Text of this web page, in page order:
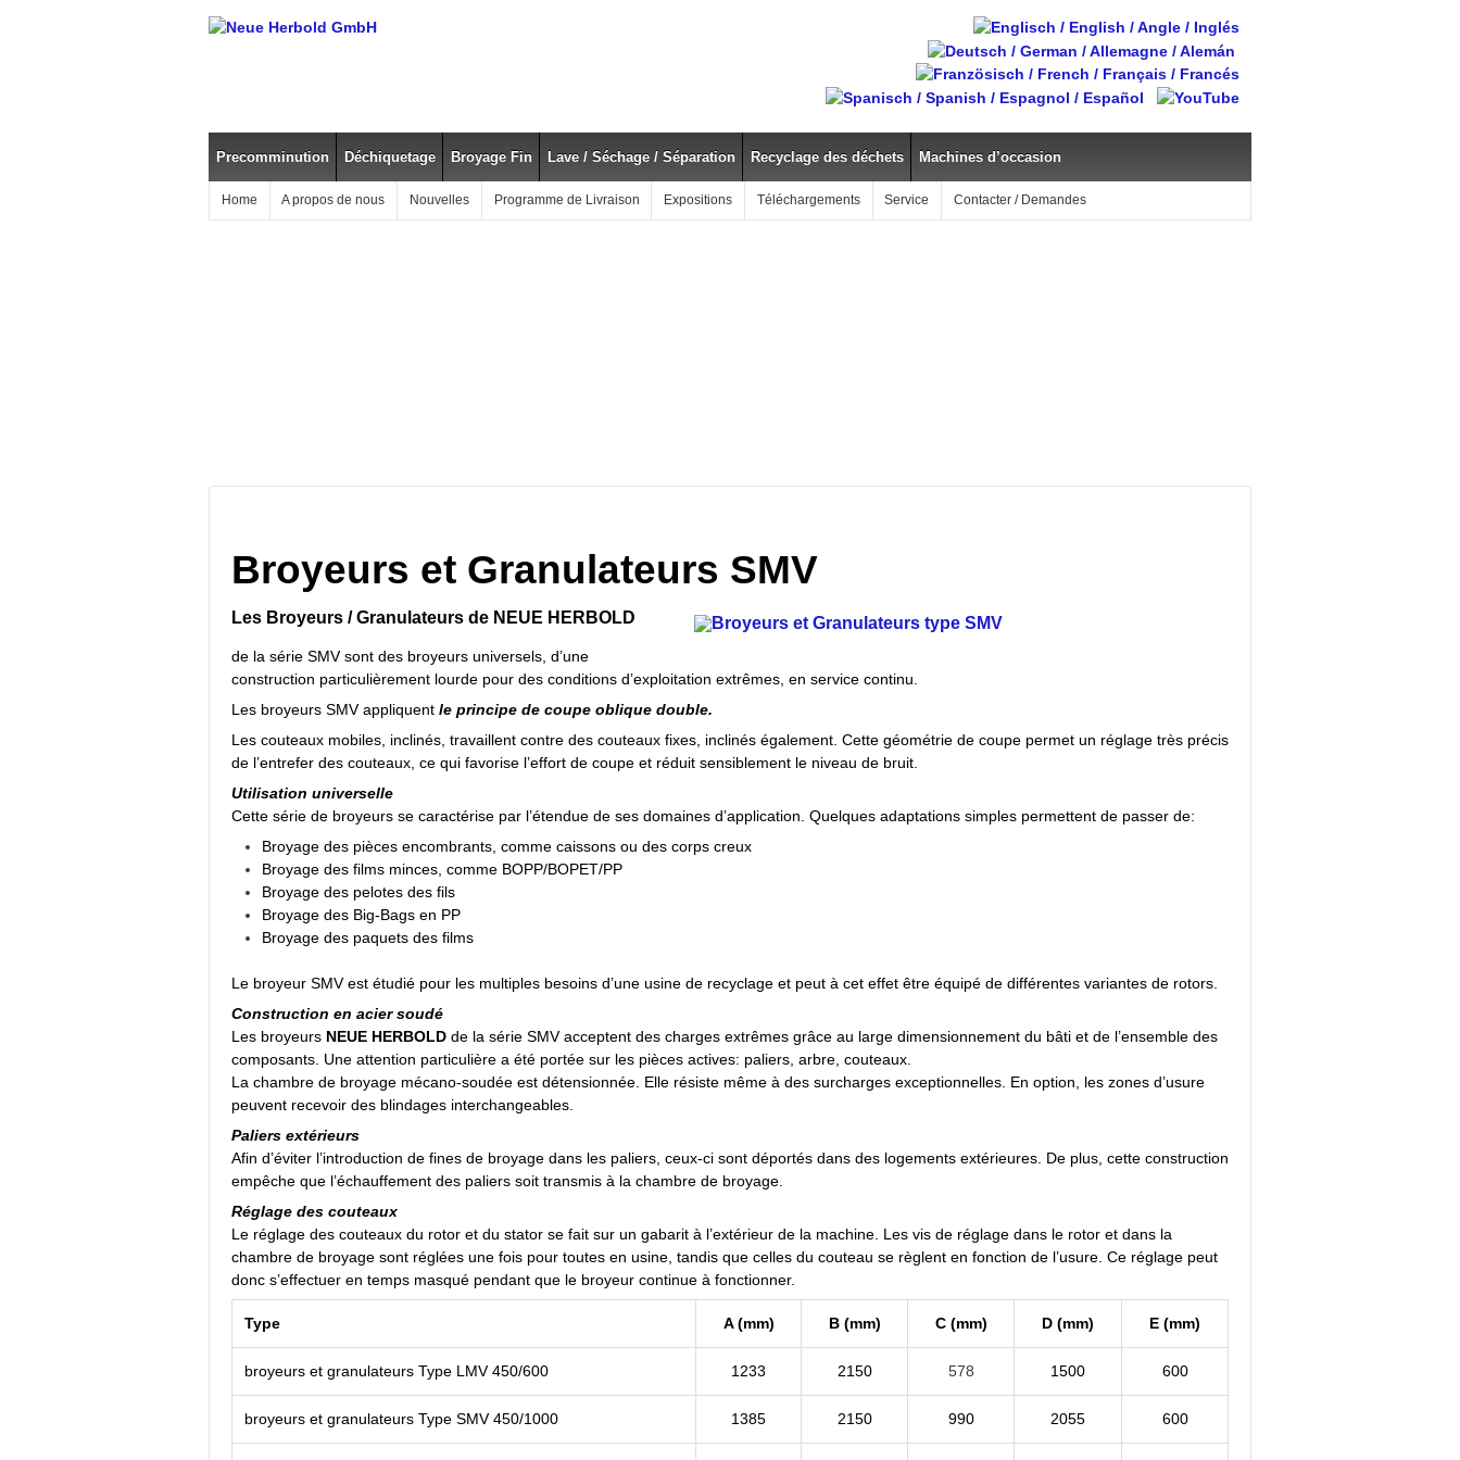
Precomminution Déchiquetage Broyage Fin Lave / Séchage / Séparation Recyclage des déchets Machines d’occasion
Home A propos de nous Nouvelles Programme de Livraison Expositions Téléchargements Service Contacter / Demandes
Broyeurs et Granulateurs SMV
Les Broyeurs / Granulateurs de NEUE HERBOLD
de la série SMV sont des broyeurs universels, d’une
construction particulièrement lourde pour des conditions d’exploitation extrêmes, en service continu.
Les broyeurs SMV appliquent le principe de coupe oblique double.
Les couteaux mobiles, inclinés, travaillent contre des couteaux fixes, inclinés également. Cette géométrie de coupe permet un réglage très précis
de l’entrefer des couteaux, ce qui favorise l’effort de coupe et réduit sensiblement le niveau de bruit.
Utilisation universelle
Cette série de broyeurs se caractérise par l’étendue de ses domaines d’application. Quelques adaptations simples permettent de passer de:
Broyage des pièces encombrants, comme caissons ou des corps creux
Broyage des films minces, comme BOPP/BOPET/PP
Broyage des pelotes des fils
Broyage des Big-Bags en PP
Broyage des paquets des films
Le broyeur SMV est étudié pour les multiples besoins d’une usine de recyclage et peut à cet effet être équipé de différentes variantes de rotors.
Construction en acier soudé
Les broyeurs NEUE HERBOLD de la série SMV acceptent des charges extrêmes grâce au large dimensionnement du bâti et de l’ensemble des
composants. Une attention particulière a été portée sur les pièces actives: paliers, arbre, couteaux.
La chambre de broyage mécano-soudée est détensionnée. Elle résiste même à des surcharges exceptionnelles. En option, les zones d’usure
peuvent recevoir des blindages interchangeables.
Paliers extérieurs
Afin d’éviter l’introduction de fines de broyage dans les paliers, ceux-ci sont déportés dans des logements extérieures. De plus, cette construction
empêche que l’échauffement des paliers soit transmis à la chambre de broyage.
Réglage des couteaux
Le réglage des couteaux du rotor et du stator se fait sur un gabarit à l’extérieur de la machine. Les vis de réglage dans le rotor et dans la
chambre de broyage sont réglées une fois pour toutes en usine, tandis que celles du couteau se règlent en fonction de l’usure. Ce réglage peut
donc s’effectuer en temps masqué pendant que le broyeur continue à fonctionner.
Type A (mm) B (mm) C (mm) D (mm) E (mm)
broyeurs et granulateurs Type LMV 450/600 1233 2150 578 1500 600
broyeurs et granulateurs Type SMV 450/1000 1385 2150 990 2055 600